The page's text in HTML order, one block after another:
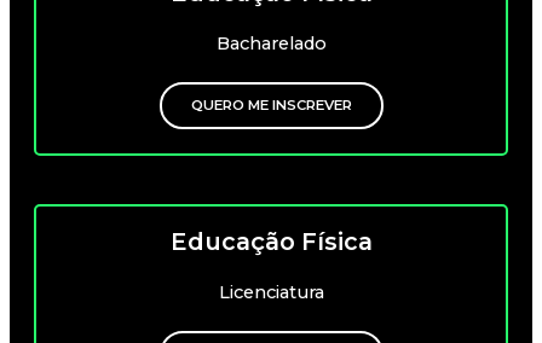
Bacharelado
QUERO ME INSCREVER
Educação Física
Licenciatura